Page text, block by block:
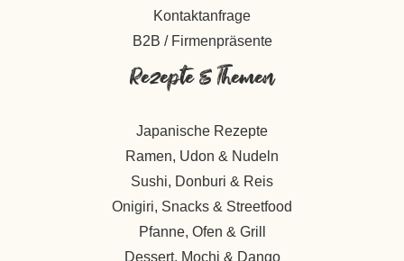
Kontaktanfrage
B2B / Firmenpräsente
Rezepte & Themen
Japanische Rezepte
Ramen, Udon & Nudeln
Sushi, Donburi & Reis
Onigiri, Snacks & Streetfood
Pfanne, Ofen & Grill
Dessert, Mochi & Dango